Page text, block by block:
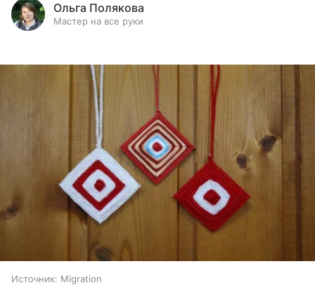
Ольга Полякова
Мастер на все руки
Источник: Migration